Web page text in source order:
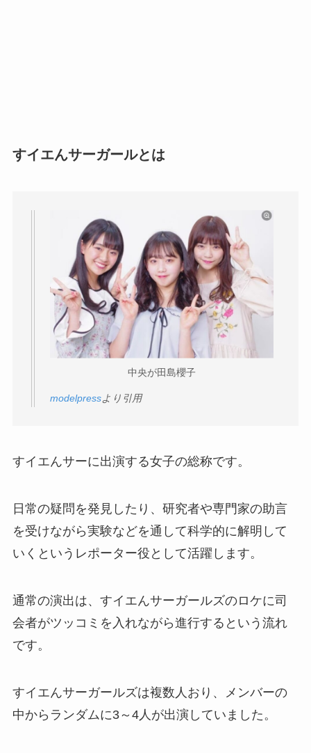
すイエんサーガールとは
中央が田島櫻子
modelpressより引用
すイエんサーに出演する女子の総称です。
日常の疑問を発見したり、研究者や専門家の助言
を受けながら実験などを通して科学的に解明して
いくというレポーター役として活躍します。
通常の演出は、すイエんサーガールズのロケに司
会者がツッコミを入れながら進行するという流れ
です。
すイエんサーガールズは複数人おり、メンバーの
中からランダムに3～4人が出演していました。